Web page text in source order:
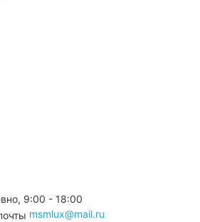
9:00 - 18:00
msmlux@mail.ru